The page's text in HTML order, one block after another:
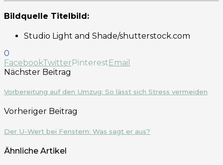
Bildquelle Titelbild:
Studio Light and Shade/shutterstock.com
0
FacebookTwitterPinterestEmail
Nächster Beitrag
Vorbereitung auf den Umzug: So lässt sich Stress vermeiden
Vorheriger Beitrag
Der U-Wert bei Fenstern: Was sagt er aus?
Ähnliche Artikel